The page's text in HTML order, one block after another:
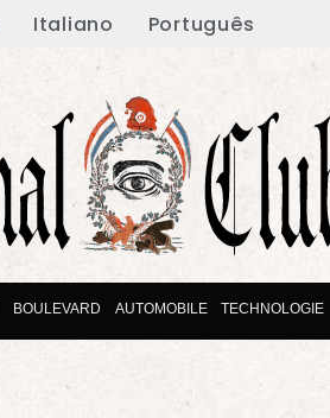
Italiano Português
BOULEVARD AUTOMOBILE TECHNOLOGIE